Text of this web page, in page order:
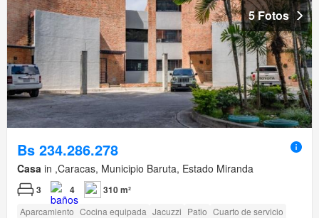
5 Fotos
Bs 234.286.278
Casa in ,Caracas, Municipio Baruta, Estado Miranda
3 4 310 m²
Aparcamiento Cocina equipada Jacuzzi Patio Cuarto de servicio